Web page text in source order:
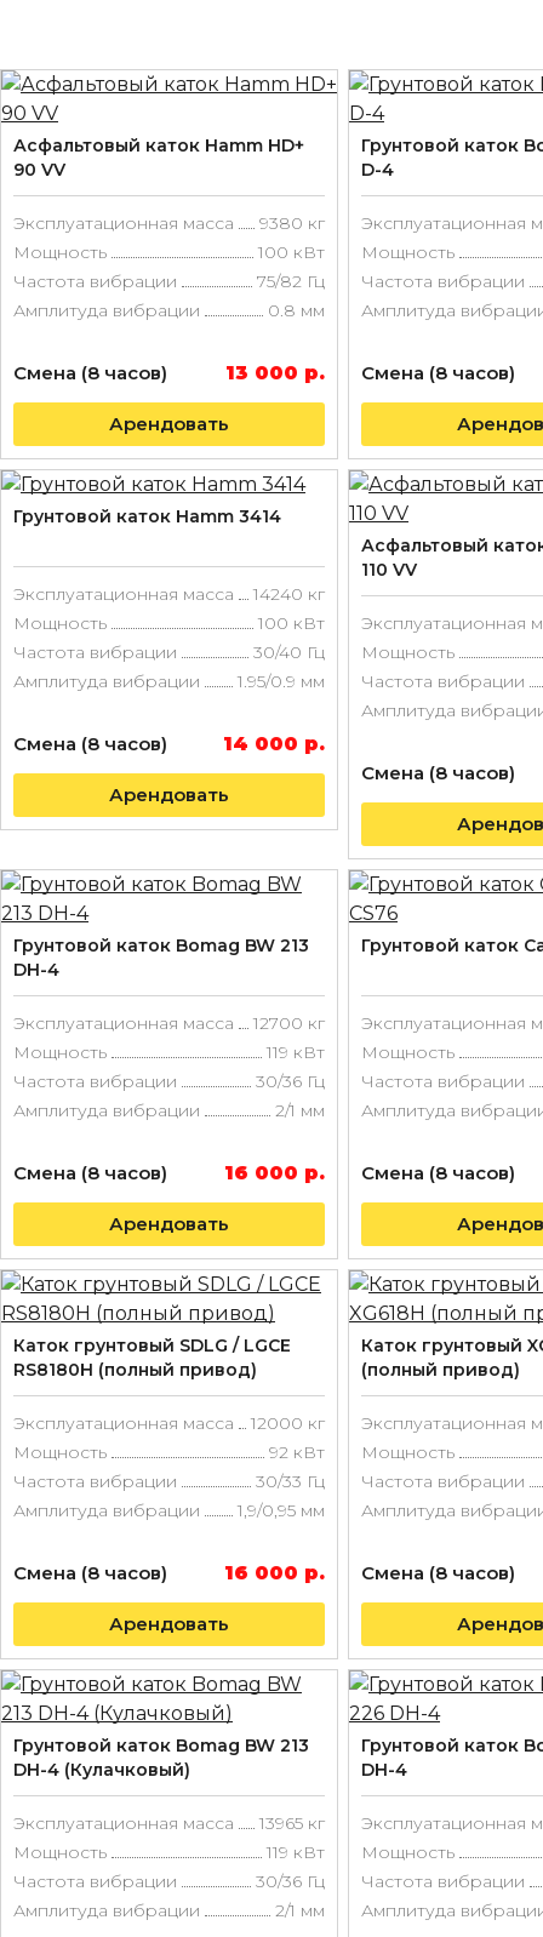
Асфальтовый каток Hamm HD+
90 VV
Эксплуатационная масса
9380 кг
Мощность
100 кВт
Частота вибрации
75/82 Гц
Амплитуда вибрации
0.8 мм
Смена (8 часов) 13 000 р.
Арендовать
Грунтовой каток
D-4
Эксплуатационная
Мощность
Частота вибрации
Амплитуда
Смена (8 часов)
Грунтовой каток Hamm 3414
Эксплуатационная масса
14240 кг
Мощность
100 кВт
Частота вибрации
30/40 Гц
Амплитуда вибрации
1.95/0.9 мм
Смена (8 часов) 14 000 р.
Арендовать
Асфальтовый
110 VV
Эксплуатационная
Мощность
Частота вибрации
Амплитуда
Смена (8 часов)
Грунтовой каток Bomag BW 213
DH-4
Эксплуатационная масса
12700 кг
Мощность
119 кВт
Частота вибрации
30/36 Гц
Амплитуда вибрации
2/1 мм
Смена (8 часов) 16 000 р.
Арендовать
Грунтовой каток
Эксплуатационная
Мощность
Частота вибрации
Амплитуда
Смена (8 часов)
Каток грунтовый SDLG / LGCE
RS8180H (полный привод)
Эксплуатационная масса
12000 кг
Мощность
92 кВт
Частота вибрации
30/33 Гц
Амплитуда вибрации
1,9/0,95 мм
Смена (8 часов) 16 000 р.
Арендовать
Каток грунтовый
(полный привод)
Эксплуатационная
Мощность
Частота вибрации
Амплитуда
Смена (8 часов)
Грунтовой каток Bomag BW 213
DH-4 (Кулачковый)
Эксплуатационная масса
13965 кг
Мощность
119 кВт
Частота вибрации
30/36 Гц
Амплитуда вибрации
2/1 мм
Грунтовой каток
DH-4
Эксплуатационная
Мощность
Частота вибрации
Амплитуда